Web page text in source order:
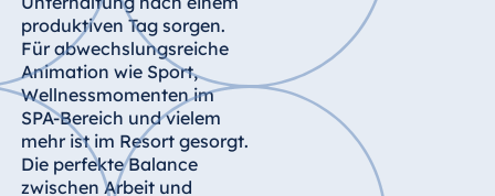
Seehotel
Timmendorfer
Strand
TitiseeHotel
Titisee-Neustadt
Strandhotel
Travemünde
produktiven Tag sorgen.
Für abwechslungsreiche
Animation wie Sport,
Wellnessmomenten im
SPA-Bereich und vielem
mehr ist im Resort gesorgt.
Die perfekte Balance
zwischen Arbeit und